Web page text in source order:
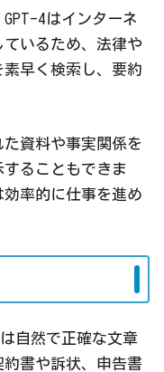
4はインターネ
いるため、法律や
早く検索し、要約
資料や事実関係を
ることもできま
率的に仕事を進め
自然で正確な文章
書や訴状、申告書